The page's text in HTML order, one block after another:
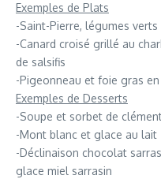
Exemples de Plats
-Saint-Pierre, légumes
-Canard croisé grillé au
de salsifis
-Pigeonneau et foie gras
Exemples de Desserts
-Soupe et sorbet de
-Mont blanc et glace au lait
-Déclinaison chocolat
glace miel sarrasin